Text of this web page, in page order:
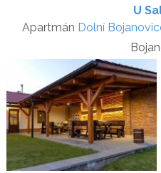
U
Apartmán Dolní